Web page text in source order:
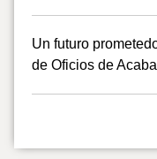
Un futuro
de Oficios de